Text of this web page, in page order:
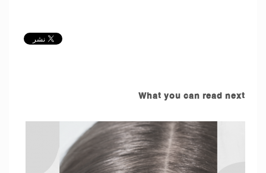
What you can read next